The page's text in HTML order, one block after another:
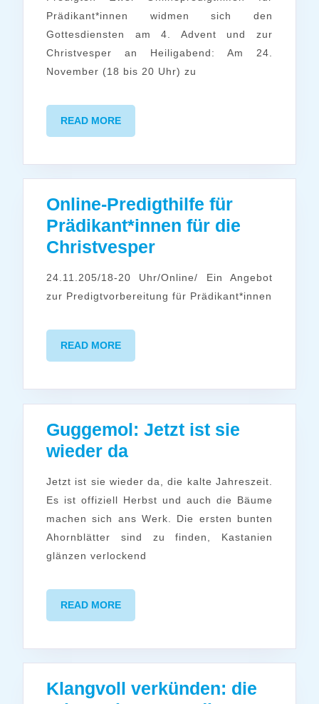
Prädikant*innen widmen sich den
Gottesdiensten am 4. Advent und zur
Christvesper an Heiligabend: Am 24.
November (18 bis 20 Uhr) zu
READ MOREREAD
MORE
Online-Predigthilfe für
Prädikant*innen für die
ChristvesperOnline-
für
24.11.205/18-20 Uhr/Online/ Ein Angebot
zur Predigtvorbereitung für Prädikant*innen
READ MOREREAD
MORE
Guggemol: Jetzt ist sie
wieder da
ist
sie
wieder
da
Jetzt ist sie wieder da, die kalte Jahreszeit.
Es ist offiziell Herbst und auch die Bäume
machen sich ans Werk. Die ersten bunten
Ahornblätter sind zu finden, Kastanien
glänzen verlockend
READ MOREREAD
MORE
Klangvoll verkünden: die